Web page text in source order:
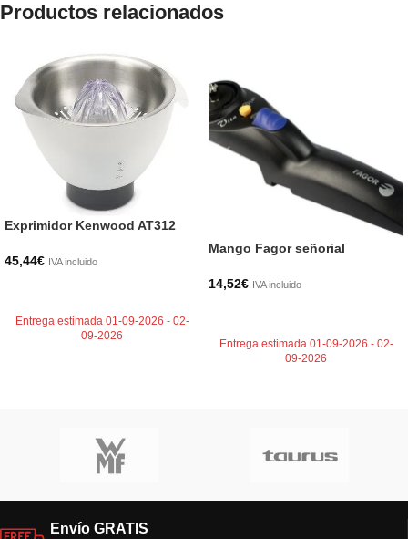
Productos relacionados
Exprimidor Kenwood AT312
45,44€ IVA incluido
Entrega estimada 01-09-2026 - 02-
09-2026
Mango Fagor señorial
14,52€ IVA incluido
Entrega estimada 01-09-2026 - 02-
09-2026
Envío GRATIS